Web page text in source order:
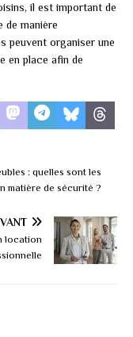
il est important de
de manière
peuvent organiser une
en place afin de
: quelles sont les
matière de sécurité ?
location